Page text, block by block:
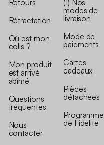
Retours
Rétractation
Où est mon
colis ?
Mon produit
est arrivé
abîmé
Questions
fréquentes
Nous
contacter
(1) Nos
modes de
livraison
Mode de
paiements
Cartes
cadeaux
Pièces
détachées
Programme
de Fidélité